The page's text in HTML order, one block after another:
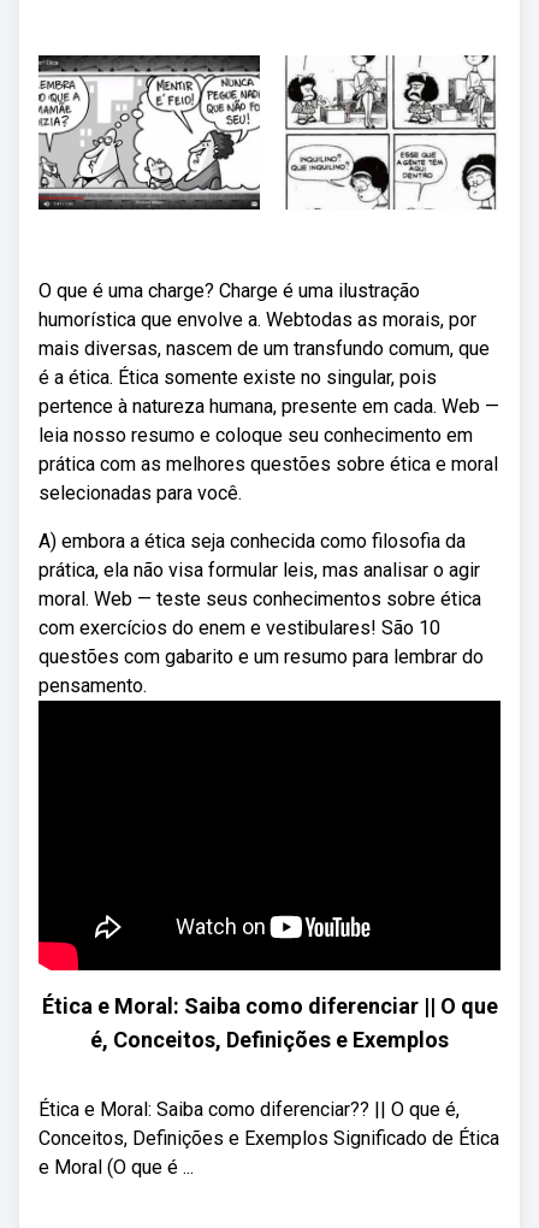
O que é uma charge? Charge é uma ilustração
humorística que envolve a. Webtodas as morais, por
mais diversas, nascem de um transfundo comum, que
é a ética. Ética somente existe no singular, pois
pertence à natureza humana, presente em cada. Web —
leia nosso resumo e coloque seu conhecimento em
prática com as melhores questões sobre ética e moral
selecionadas para você.
A) embora a ética seja conhecida como filosofia da
prática, ela não visa formular leis, mas analisar o agir
moral. Web — teste seus conhecimentos sobre ética
com exercícios do enem e vestibulares! São 10
questões com gabarito e um resumo para lembrar do
pensamento.
Ética e Moral: Saiba como diferenciar || O que
é, Conceitos, Definições e Exemplos
Ética e Moral: Saiba como diferenciar?? || O que é,
Conceitos, Definições e Exemplos Significado de Ética
e Moral (O que é ...